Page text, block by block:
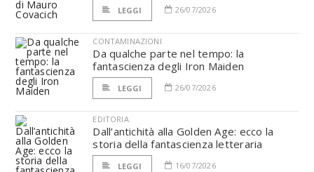
LEGGI 26/07/2026
CONTAMINAZIONI
Da qualche parte nel tempo: la
fantascienza degli Iron Maiden
LEGGI 26/07/2026
EDITORIA
Dall’antichità alla Golden Age: ecco la
storia della fantascienza letteraria
LEGGI 16/07/2026